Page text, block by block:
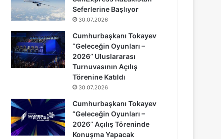
Seferlerine Başlıyor
30.07.2026
Cumhurbaşkanı Tokayev
“Geleceğin Oyunları –
2026” Uluslararası
Turnuvasının Açılış
Törenine Katıldı
30.07.2026
Cumhurbaşkanı Tokayev
“Geleceğin Oyunları –
2026” Açılış Töreninde
Konuşma Yapacak